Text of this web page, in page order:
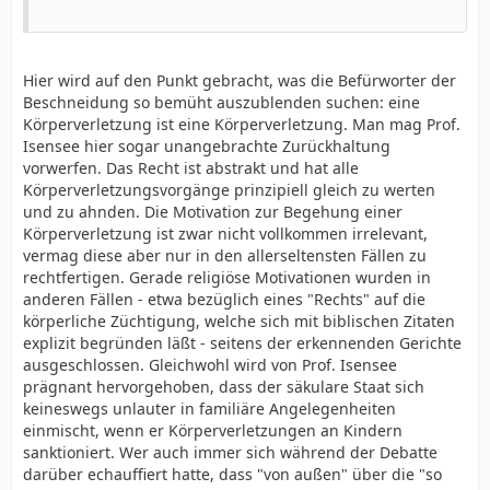
Hier wird auf den Punkt gebracht, was die Befürworter der
Beschneidung so bemüht auszublenden suchen: eine
Körperverletzung ist eine Körperverletzung. Man mag Prof.
Isensee hier sogar unangebrachte Zurückhaltung
vorwerfen. Das Recht ist abstrakt und hat alle
Körperverletzungsvorgänge prinzipiell gleich zu werten
und zu ahnden. Die Motivation zur Begehung einer
Körperverletzung ist zwar nicht vollkommen irrelevant,
vermag diese aber nur in den allerseltensten Fällen zu
rechtfertigen. Gerade religiöse Motivationen wurden in
anderen Fällen - etwa bezüglich eines "Rechts" auf die
körperliche Züchtigung, welche sich mit biblischen Zitaten
explizit begründen läßt - seitens der erkennenden Gerichte
ausgeschlossen. Gleichwohl wird von Prof. Isensee
prägnant hervorgehoben, dass der säkulare Staat sich
keineswegs unlauter in familiäre Angelegenheiten
einmischt, wenn er Körperverletzungen an Kindern
sanktioniert. Wer auch immer sich während der Debatte
darüber echauffiert hatte, dass "von außen" über die "so